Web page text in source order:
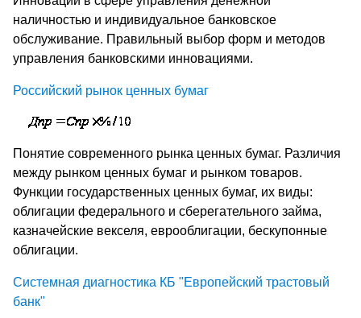
наличностью и индивидуальное банковское
обслуживание. Правильный выбор форм и методов
управления банковскими инновациями.
Российский рынок ценных бумаг
Понятие современного рынка ценных бумаг. Различия
между рынком ценных бумаг и рынком товаров.
Функции государственных ценных бумаг, их виды:
облигации федерального и сберегательного займа,
казначейские векселя, еврооблигации, бескупонные
облигации.
Системная диагностика КБ "Европейский трастовый
банк"